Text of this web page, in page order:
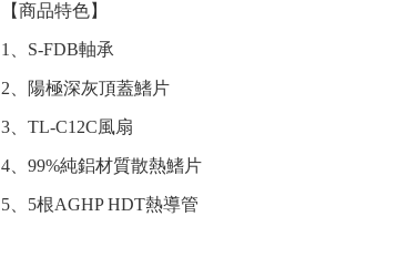
【商品特色】
1、 S-FDB軸承
2、陽極深灰頂蓋鰭片
3、TL-C12C風扇
4、99%純鋁材質散熱鰭片
5、5根AGHP HDT熱導管